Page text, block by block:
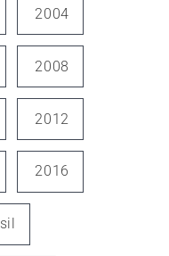
2004
2008
2012
2016